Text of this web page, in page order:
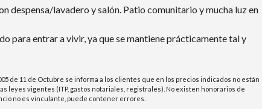
despensa/lavadero y salón. Patio comunitario y mucha luz en
para entrar a vivir, ya que se mantiene prácticamente tal y
de 11 de Octubre se informa a los clientes que en los precios indicados no están
leyes vigentes (ITP, gastos notariales, registrales). No existen honorarios de
no es vinculante, puede contener errores.